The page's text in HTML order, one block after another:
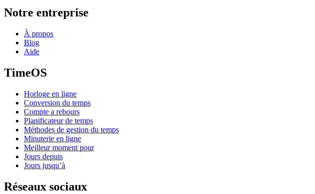
Notre entreprise
À propos
Blog
Aide
TimeOS
Horloge en ligne
Conversion du temps
Compte a rebours
Planificateur de temps
Méthodes de gestion du temps
Minuterie en ligne
Meilleur moment pour
Jours depuis
Jours jusqu’à
Réseaux sociaux